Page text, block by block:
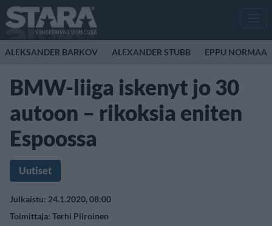
ALEKSANDER BARKOV ALEXANDER STUBB EPPU
BMW-liiga iskenyt jo 30
autoon – rikoksia eniten
Espoossa
Uutiset
Julkaistu: 24.1.2020, 08:00
Toimittaja: Terhi Piiroinen